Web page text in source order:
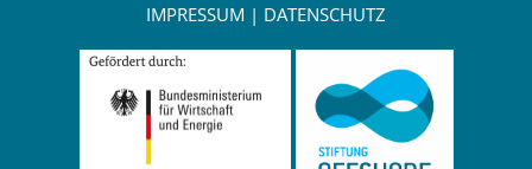
IMPRESSUM | DATENSCHUTZ